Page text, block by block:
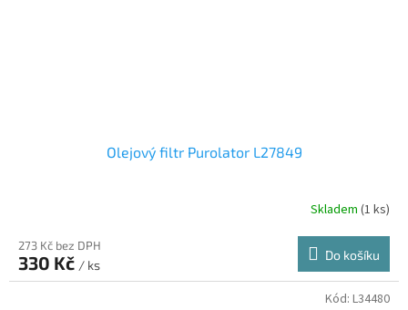
Olejový filtr Purolator L27849
Skladem (1 ks)
273 Kč bez DPH
330 Kč / ks
Do košíku
Kód: L34480